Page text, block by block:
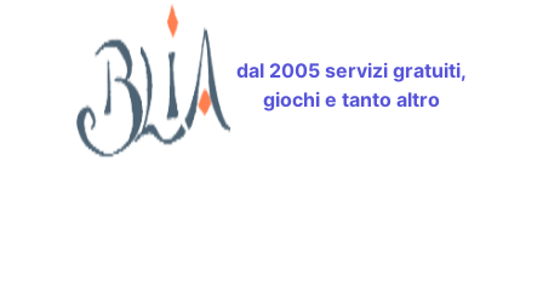
dal 2005 servizi gratuiti,
giochi e tanto altro